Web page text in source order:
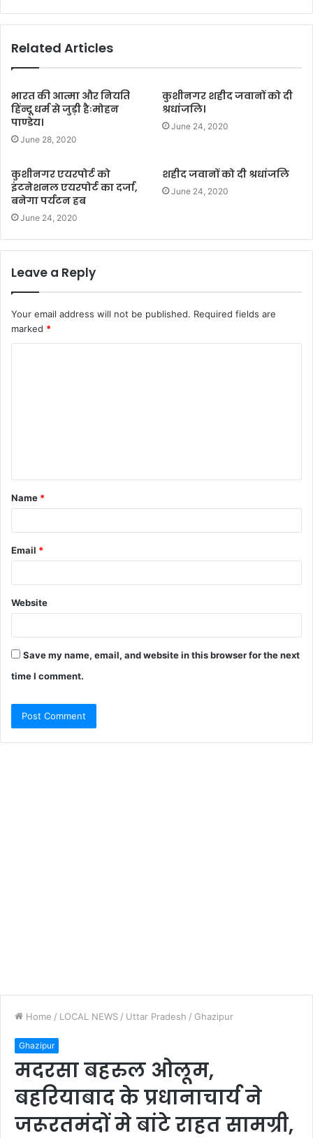
Related Articles
भारत की आत्मा और नियति
हिंन्दू धर्म से जुड़ी हैःमोहन
पाण्डेय।
June 28, 2020
कुशीनगर शहीद जवानों को दी
श्रधांजलि।
June 24, 2020
कुशीनगर एयरपोर्ट को
इंटनेशनल एयरपोर्ट का दर्जा,
बनेगा पर्यटन हब
June 24, 2020
शहीद जवानों को दी श्रधांजलि
June 24, 2020
Leave a Reply
Your email address will not be published. Required fields are
marked *
t
*
Name *
Email *
Website
Save my name, email, and website in this browser for the next
time I comment.